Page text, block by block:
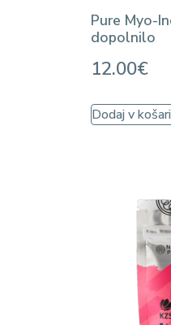
Pure Myo-
dopolnilo
12.00€
Dodaj v